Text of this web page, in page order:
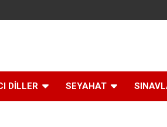
DİLLER SEYAHAT